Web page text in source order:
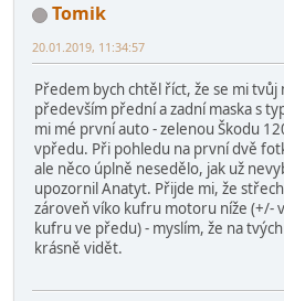
Tomik
20.01.2019, 11:34:57
Předem bych chtěl říct, že se mi tvůj
především přední a zadní maska s
mi mé první auto - zelenou Škodu
vpředu. Při pohledu na první dvě
ale něco úplně nesedělo, jak už
upozornil Anatyt. Přijde mi, že
zároveň víko kufru motoru níže (+/-
kufru ve předu) - myslím, že na
krásně vidět.